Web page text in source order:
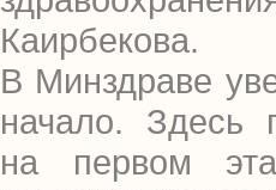
Каирбекова.
В Минздраве
начало. Здесь
на первом